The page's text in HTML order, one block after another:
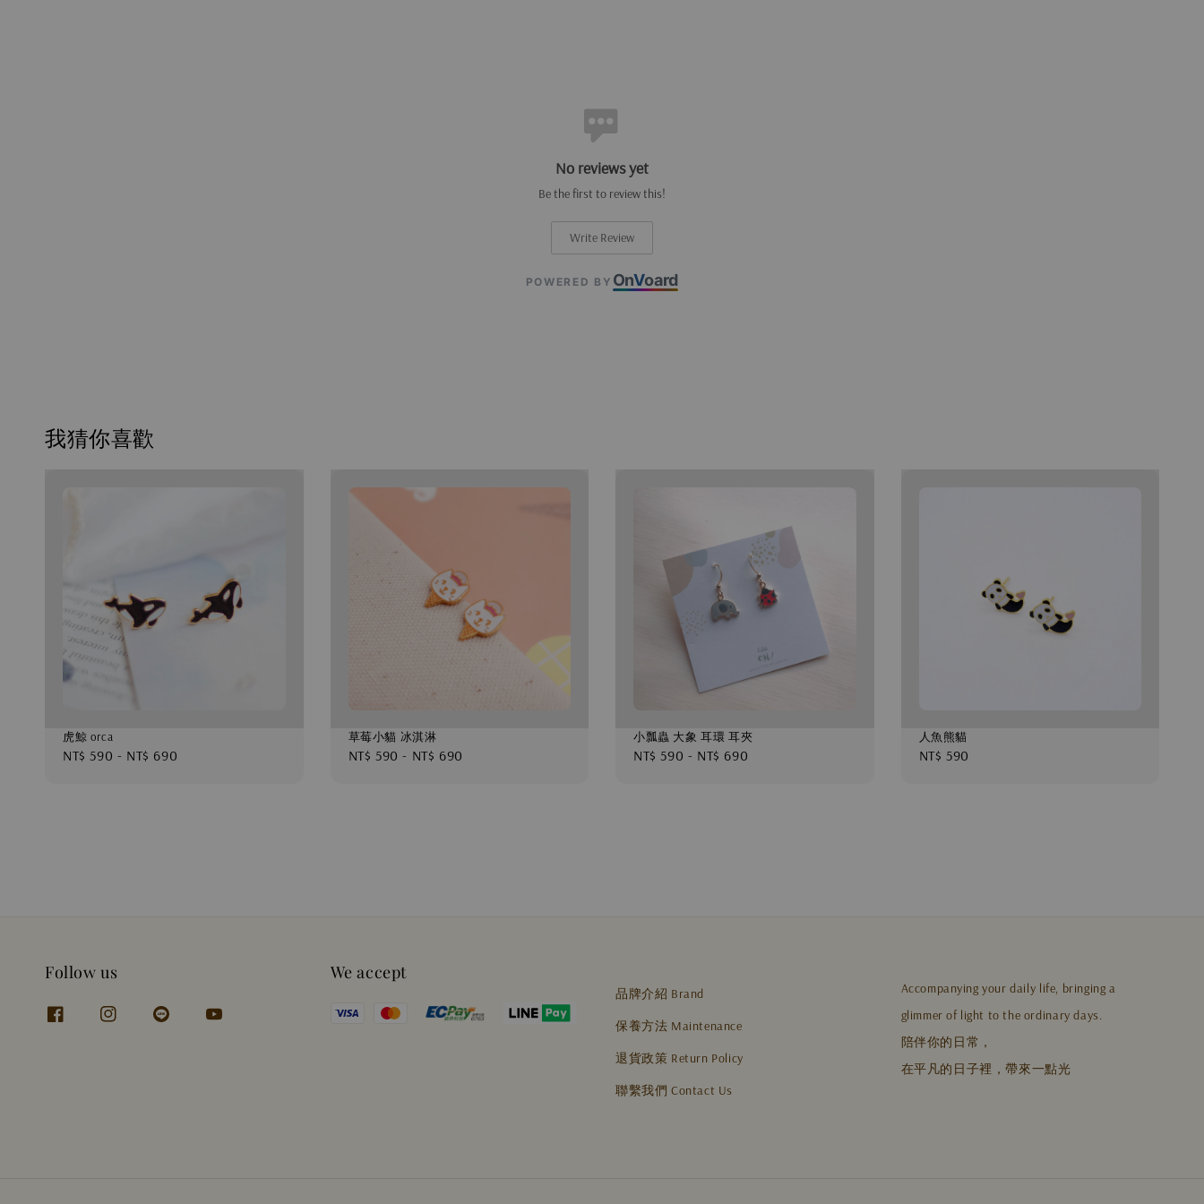
No reviews yet
Be the first to review this!
Write Review
POWERED BY OnVoard
我猜你喜歡
虎鯨 orca
Regular
NT$ 590 - NT$ 690
草莓小貓 冰淇淋
Regular
NT$ 590 - NT$ 690
小瓢蟲 大象 耳環 耳夾
Regular
NT$ 590 - NT$ 690
人魚熊貓
Regular
NT$ 590
Follow us We accept
品牌介紹 Brand
保養方法 Maintenance
退貨政策 Return Policy
聯繫我們 Contact Us
Accompanying your daily life, bringing a
glimmer of light to the ordinary days.
陪伴你的日常，
在平凡的日子裡，帶來一點光